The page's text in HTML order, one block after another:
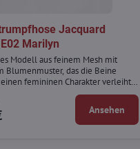
Jacquard
Marilyn
Modell aus feinem Mesh mit
Blumenmuster, das die Beine
femininen Charakter verleiht.
und elastischer Hosenbund
Tragekomfort ohne
Ansehen